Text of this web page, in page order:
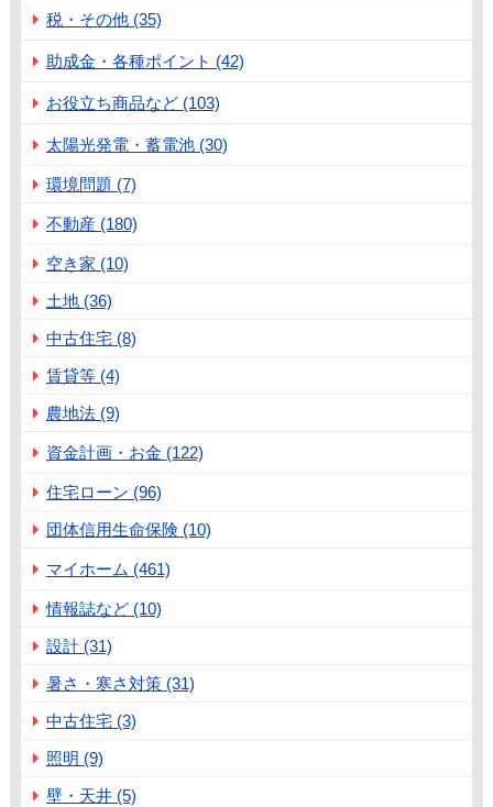
税・その他 (35)
助成金・各種ポイント (42)
お役立ち商品など (103)
太陽光発電・蓄電池 (30)
環境問題 (7)
不動産 (180)
空き家 (10)
土地 (36)
中古住宅 (8)
賃貸等 (4)
農地法 (9)
資金計画・お金 (122)
住宅ローン (96)
団体信用生命保険 (10)
マイホーム (461)
情報誌など (10)
設計 (31)
暑さ・寒さ対策 (31)
中古住宅 (3)
照明 (9)
壁・天井 (5)